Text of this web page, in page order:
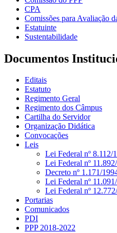
CPA
Comissões para Avaliação
Estatuinte
Sustentabilidade
Documentos
Editais
Estatuto
Regimento Geral
Regimento dos Câmpus
Cartilha do Servidor
Organização Didática
Convocações
Leis
Lei Federal nº 8.112/
Lei Federal nº
Decreto nº 1.171/
Lei Federal nº
Lei Federal nº
Portarias
Comunicados
PDI
PPP 2018-2022